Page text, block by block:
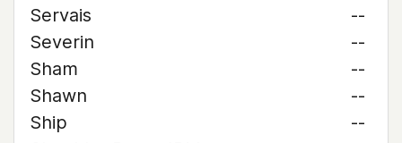
Servais
--
Severin
--
Sham
--
Shawn
--
Ship
--